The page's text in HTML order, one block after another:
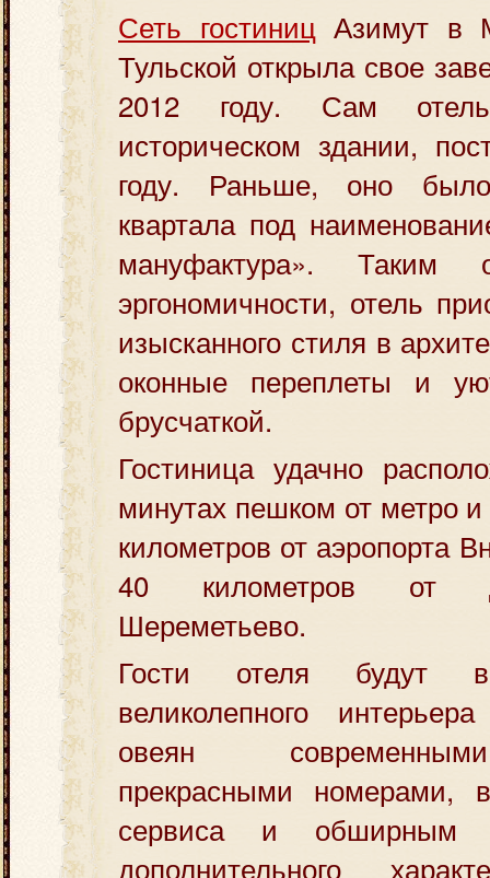
Сеть гостиницАзимут в
Тульской открыла свое
2012 году. Сам
историческом здании,
году. Раньше, оно
квартала под
мануфактура». Таким
эргономичности, отель
изысканного стиля в
оконные переплеты и
брусчаткой.
Гостиница удачно
минутах пешком от метро
километров от аэропорта
40 километров от
Шереметьево.
Гости отеля будут
великолепного
овеян
прекрасными номерами,
сервиса и обширным
дополнительного